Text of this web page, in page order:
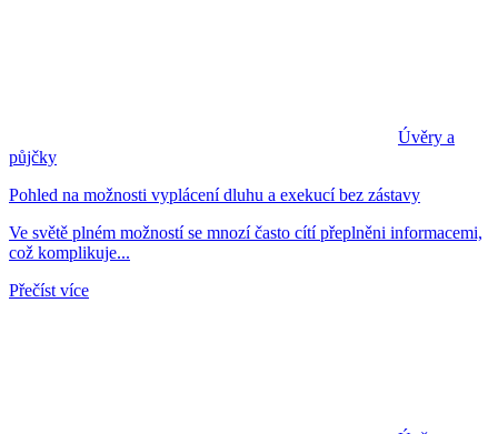
Úvěry a
půjčky
Pohled na možnosti vyplácení dluhu a exekucí bez zástavy
Ve světě plném možností se mnozí často cítí přeplněni informacemi,
což komplikuje...
Přečíst více